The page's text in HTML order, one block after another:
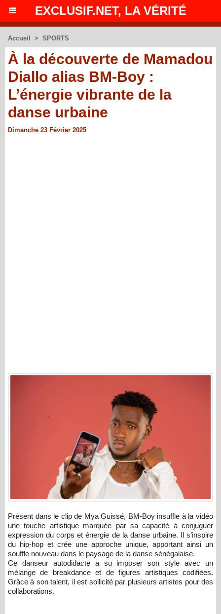
EXCLUSIF.NET, LA VÉRITÉ
Accueil > SPORTS
À la découverte de Mamadou
Diallo alias BM-Boy :
L’énergie vibrante de la
danse urbaine
Dimanche 23 Février 2025
Présent dans le clip de Mya Guissé, BM-Boy insuffle à la vidéo
une touche artistique marquée par sa capacité à conjuguer
expression du corps et énergie de la danse urbaine. Il s’inspire
du hip-hop et crée une approche unique, apportant ainsi un
souffle nouveau dans le paysage de la danse sénégalaise.
Ce danseur autodidacte a su imposer son style avec un
mélange de breakdance et de figures artistiques codifiées.
Grâce à son talent, il est sollicité par plusieurs artistes pour des
collaborations.